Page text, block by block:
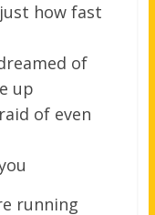
how fast
of
up
of even
running